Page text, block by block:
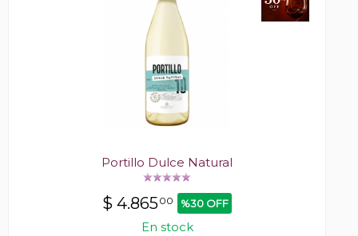
Portillo Dulce Natural
$ 4.86500 %30 OFF
En stock